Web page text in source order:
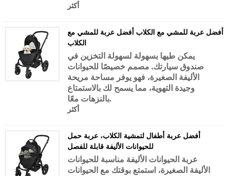
أكثر
أفضل عربة للمشي مع الكلاب أفضل عربة للمشي مع
الكلاب
يمكن طيها بسهولة لسهولة التخزين في
صندوق سيارتك. مصمم خصيصًا للحيوانات
الأليفة الصغيرة، فهو يوفر مساحة مريحة
وجيدة التهوية، مما يسمح لك بالاستمتاع
بالنزهات معًا.
أكثر
أفضل عربة أطفال لتمشية الكلاب، عربة حمل
للحيوانات الأليفة قابلة للفصل
عربة الحيوانات الأليفة مناسبة للحيوانات
الأليفة الصغيرة، استمتع بوقتك مع الحيوانات